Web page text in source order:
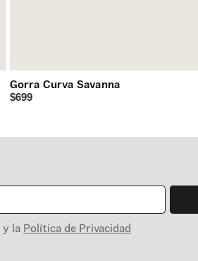
Gorra Curva Savanna
$699
y la Política de Privacidad